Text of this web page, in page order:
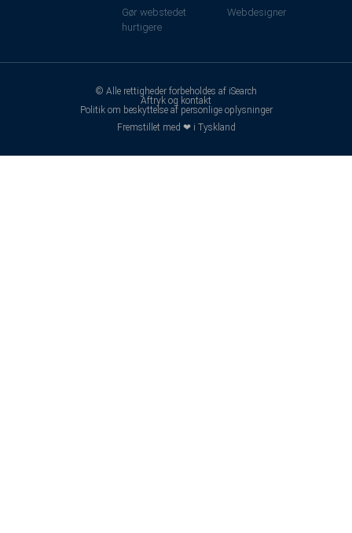
Gør webstedet
hurtigere
Webdesigner
© Alle rettigheder forbeholdes af iSearch
Aftryk og kontakt
Politik om beskyttelse af personlige oplysninger
Fremstillet med ❤ i Tyskland